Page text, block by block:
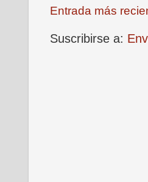
Entrada más
Suscribirse a: